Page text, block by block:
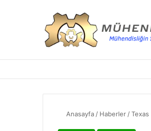
Anasayfa / Haberler /Texas